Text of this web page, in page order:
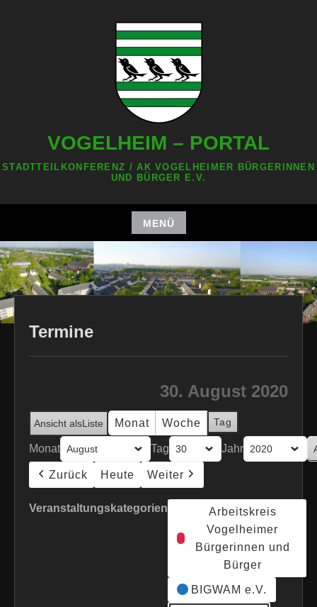
VOGELHEIM – PORTAL
STADTTEILKONFERENZ / AK VOGELHEIMER BÜRGERINNEN
UND BÜRGER E.V.
MENÜ
Zum
Inhalt
springen
Termine
30. August 2020
Ansicht alsListe Monat Woche Tag
Monat Tag Jahr
Zurück Heute Weiter
Veranstaltungskategorien
Arbeitskreis
Vogelheimer
Bürgerinnen und
Bürger
BIGWAM e.V.